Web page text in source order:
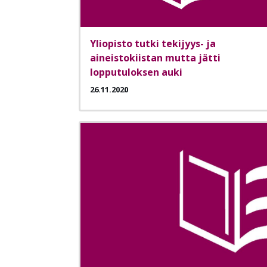
Yliopisto tutki tekijyys- ja
aineistokiistan mutta jätti
lopputuloksen auki
26.11.2020